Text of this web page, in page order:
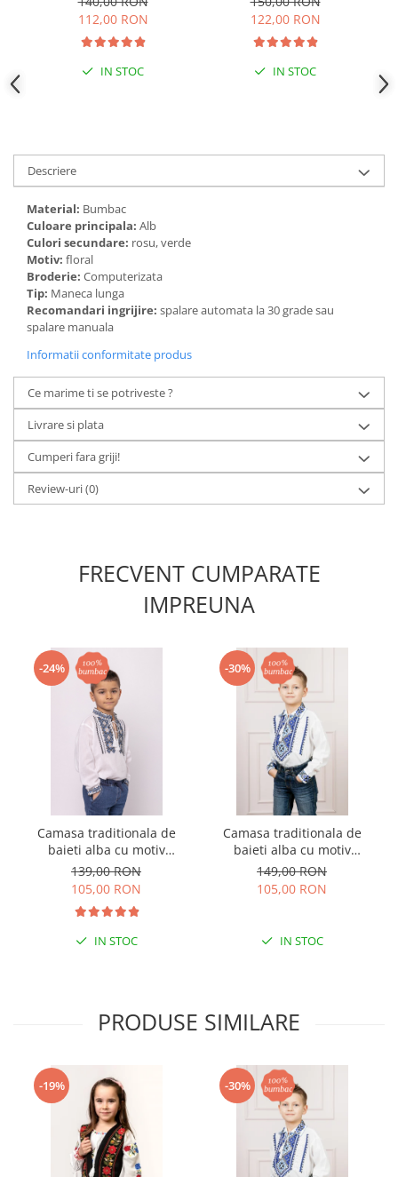
Sonia 01
112,00 RON
IN STOC
122,00 RON
IN STOC
Descriere
Material: Bumbac
Culoare principala: Alb
Culori secundare: rosu, verde
Motiv: floral
Broderie: Computerizata
Tip: Maneca lunga
Recomandari ingrijire: spalare automata la 30 grade sau
spalare manuala
Informatii conformitate produs
Ce marime ti se potriveste ?
Livrare si plata
Cumperi fara griji!
Review-uri(0)
FRECVENT CUMPARATE
IMPREUNA
-24%
Camasa traditionala de
baieti alba cu motiv
geometric albastru Luca 01
139,00 RON
105,00 RON
IN STOC
-30%
Camasa traditionala de
baieti alba cu motiv
geometric albastru Flavius
01
149,00 RON
105,00 RON
IN STOC
PRODUSE SIMILARE
-19% -30%